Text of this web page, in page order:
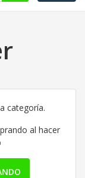
categoría.
al hacer